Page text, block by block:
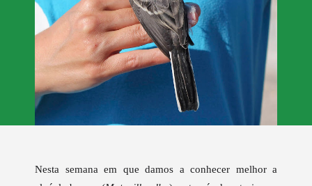
Nesta semana em que damos a conhecer melhor a